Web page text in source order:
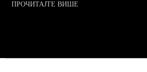
ПРОЧИТАЈТЕ ВИШЕ